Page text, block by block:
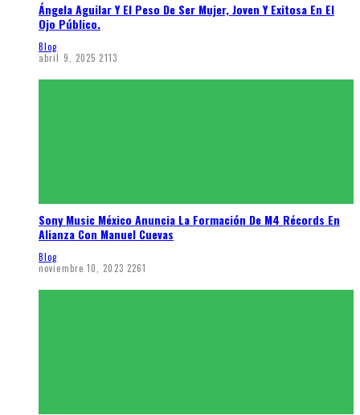
Ángela Aguilar Y El Peso De Ser Mujer, Joven Y Exitosa En El
Ojo Público.
Blog
abril 9, 2025 2113
Sony Music México Anuncia La Formación De M4 Récords En
Alianza Con Manuel Cuevas
Blog
noviembre 10, 2023 2261